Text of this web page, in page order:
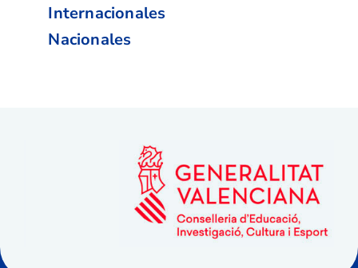
Internacionales
Nacionales